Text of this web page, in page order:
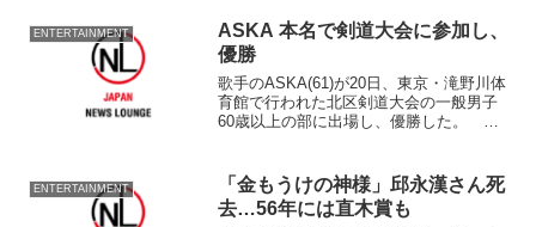
ENTERTAINMENT
ASKA 本名で剣道大会に参加し、
優勝
歌手のASKA(61)が20日、東京・滝野川体
育館で行われた北区剣道大会の一般男子
60歳以上の部に出場し、優勝した。 同
ENTERTAINMENT
「金もうけの神様」邱永漢さん死
去…56年には直木賞も